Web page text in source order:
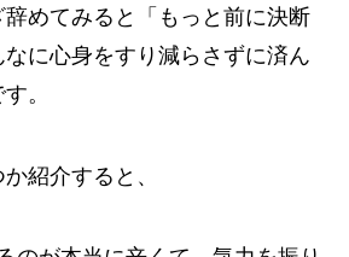
辞めてみると「もっと前に決断
なに心身をすり減らさずに済ん
。
紹介すると、